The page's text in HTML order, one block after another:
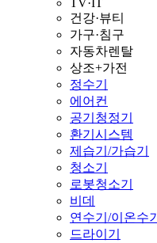
TV·IT
건강·뷰티
가구·침구
자동차렌탈
상조+가전
정수기
에어컨
공기청정기
환기시스템
제습기/가습기
청소기
로봇청소기
비데
연수기/이온수기
드라이기